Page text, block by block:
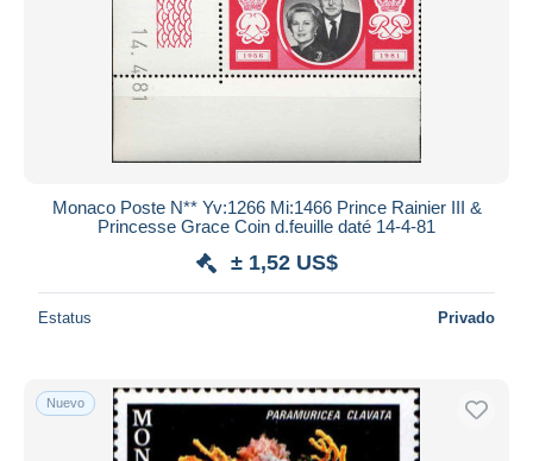
Monaco Poste N** Yv:1266 Mi:1466 Prince Rainier III &
Princesse Grace Coin d.feuille daté 14-4-81
± 1,52 US$
Estatus Privado
Nuevo